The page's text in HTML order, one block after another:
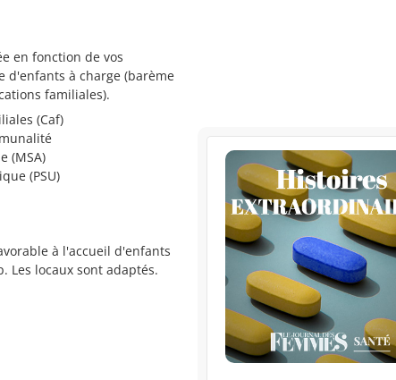
en fonction de vos
d'enfants à charge (barème
familiales).
(Caf)
(MSA)
(PSU)
à l'accueil d'enfants
Les locaux sont adaptés.